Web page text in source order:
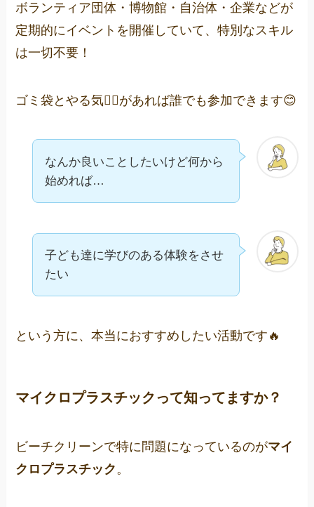
ボランティア団体・博物館・自治体・企業などが
定期的にイベントを開催していて、特別なスキル
は一切不要！
ゴミ袋とやる気❤️‍🔥があれば誰でも参加できます😊
なんか良いことしたいけど何から
始めれば…
子ども達に学びのある体験をさせ
たい
という方に、本当におすすめしたい活動です🔥
マイクロプラスチックって知ってますか？
ビーチクリーンで特に問題になっているのがマイ
クロプラスチック 。